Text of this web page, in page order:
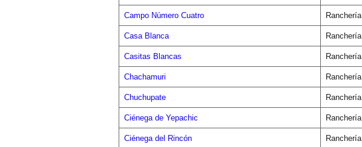
Campo Número Cuatro Ranchería
Casa Blanca Ranchería
Casitas Blancas Ranchería
Chachamuri Ranchería
Chuchupate Ranchería
Ciénega de Yepachic Ranchería
Ciénega del Rincón Ranchería